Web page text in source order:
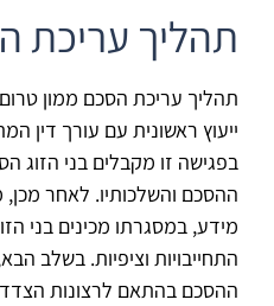
תהליך עריכת
תהליך עריכת הסכם ממון
ייעוץ ראשונית עם עורך דין
בפגישה זו מקבלים בני הזוג
ההסכם והשלכותיו. לאחר
מידע, במסגרתו מכינים בני
התחייבויות וציפיות. בשלב
ההסכם בהתאם לרצונות